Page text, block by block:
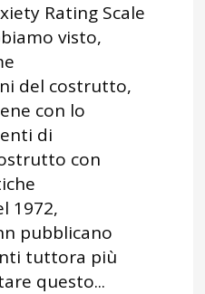
Rating Scale
visto,
del costrutto,
con lo
di
con
1972,
pubblicano
tuttora più
questo...